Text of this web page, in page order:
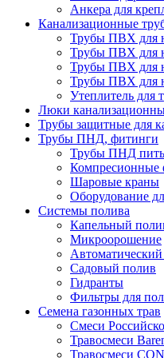
Анкера для
Канализационные
Трубы ПВХ для
Трубы ПВХ для
Трубы ПВХ для
Трубы ПВХ для
Утеплитель для
Люки
Трубы защитные для
Трубы ПНД, фитинги
Трубы ПНД
Шаровые краны
Оборудование
Системы полива
Капельный
Микроорошение
Садовый полив
Гидранты
Фильтры для
Семена газонных трав
Смеси
Травосмеси
Травосмеси